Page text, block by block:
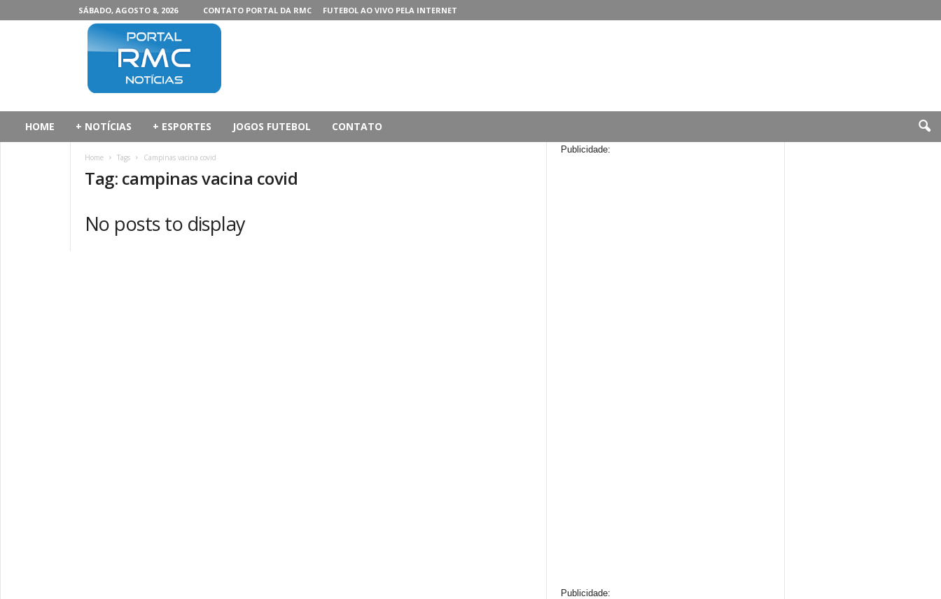
SÁBADO, AGOSTO 8, 2026 CONTATO PORTAL DA RMC FUTEBOL AO VIVO PELA INTERNET
HOME + NOTÍCIAS + ESPORTES JOGOS FUTEBOL CONTATO
Home Tags Campinas vacina covid
Tag: campinas vacina covid
No posts to display
Publicidade:
Publicidade: